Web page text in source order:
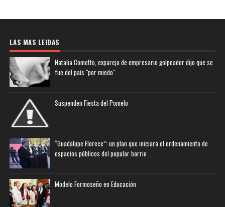
LAS MAS LEIDAS
Natalia Cometto, expareja de empresario golpeador dijo que se
fue del país "por miedo"
Suspenden Fiesta del Pomelo
“Guadalupe Florece”: un plan que iniciará el ordenamiento de
espacios públicos del popular barrio
Modelo Formoseño en Educación